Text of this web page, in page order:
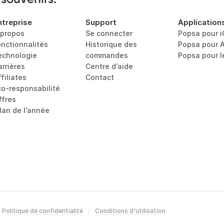
responsabilité
de l’année
Support
Se connecter
Historique des
commandes
Centre d’aide
Contact
Popsa pour
Popsa pour
Popsa pour
Politique de confidentialité Conditions d'utilisation